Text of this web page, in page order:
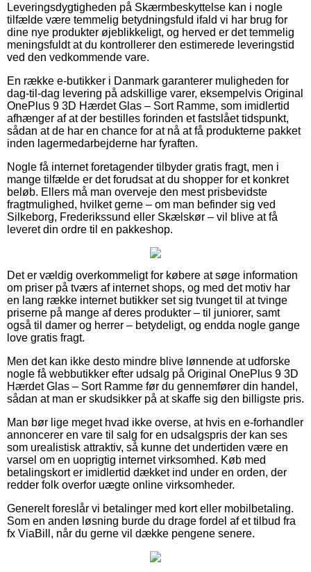
Leveringsdygtigheden på Skærmbeskyttelse kan i nogle
tilfælde være temmelig betydningsfuld ifald vi har brug for
dine nye produkter øjeblikkeligt, og herved er det temmelig
meningsfuldt at du kontrollerer den estimerede leveringstid
ved den vedkommende vare.
En række e-butikker i Danmark garanterer muligheden for
dag-til-dag levering på adskillige varer, eksempelvis Original
OnePlus 9 3D Hærdet Glas – Sort Ramme, som imidlertid
afhænger af at der bestilles forinden et fastslået tidspunkt,
sådan at de har en chance for at nå at få produkterne pakket
inden lagermedarbejderne har fyraften.
Nogle få internet foretagender tilbyder gratis fragt, men i
mange tilfælde er det forudsat at du shopper for et konkret
beløb. Ellers må man overveje den mest prisbevidste
fragtmulighed, hvilket gerne – om man befinder sig ved
Silkeborg, Frederikssund eller Skælskør – vil blive at få
leveret din ordre til en pakkeshop.
Det er vældig overkommeligt for købere at søge information
om priser på tværs af internet shops, og med det motiv har
en lang række internet butikker set sig tvunget til at tvinge
priserne på mange af deres produkter – til juniorer, samt
også til damer og herrer – betydeligt, og endda nogle gange
love gratis fragt.
Men det kan ikke desto mindre blive lønnende at udforske
nogle få webbutikker efter udsalg på Original OnePlus 9 3D
Hærdet Glas – Sort Ramme før du gennemfører din handel,
sådan at man er skudsikker på at skaffe sig den billigste pris.
Man bør lige meget hvad ikke overse, at hvis en e-forhandler
annoncerer en vare til salg for en udsalgspris der kan ses
som urealistisk attraktiv, så kunne det undertiden være en
varsel om en uoprigtig internet virksomhed. Køb med
betalingskort er imidlertid dækket ind under en orden, der
redder folk overfor uægte online virksomheder.
Generelt foreslår vi betalinger med kort eller mobilbetaling.
Som en anden løsning burde du drage fordel af et tilbud fra
fx ViaBill, når du gerne vil dække pengene senere.